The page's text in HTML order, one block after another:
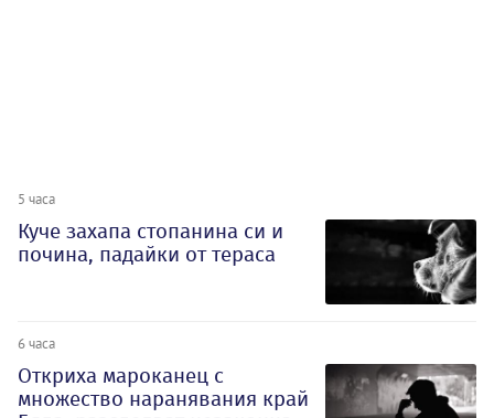
5 часа
Куче захапа стопанина си и
почина, падайки от тераса
6 часа
Откриха мароканец с
множество наранявания край